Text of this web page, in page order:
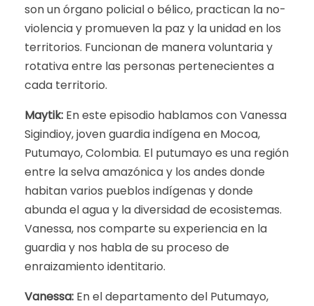
son un órgano policial o bélico, practican la no-
violencia y promueven la paz y la unidad en los
territorios. Funcionan de manera voluntaria y
rotativa entre las personas pertenecientes a
cada territorio.
Maytik: En este episodio hablamos con Vanessa
Sigindioy, joven guardia indígena en Mocoa,
Putumayo, Colombia. El putumayo es una región
entre la selva amazónica y los andes donde
habitan varios pueblos indígenas y donde
abunda el agua y la diversidad de ecosistemas.
Vanessa, nos comparte su experiencia en la
guardia y nos habla de su proceso de
enraizamiento identitario.
Vanessa: En el departamento del Putumayo,